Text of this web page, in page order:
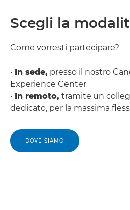
Scegli la
Come vorresti partecipare?
• In sede, presso il nostro
Experience Center
• In remoto, tramite un
dedicato, per la massima
DOVE SIAMO